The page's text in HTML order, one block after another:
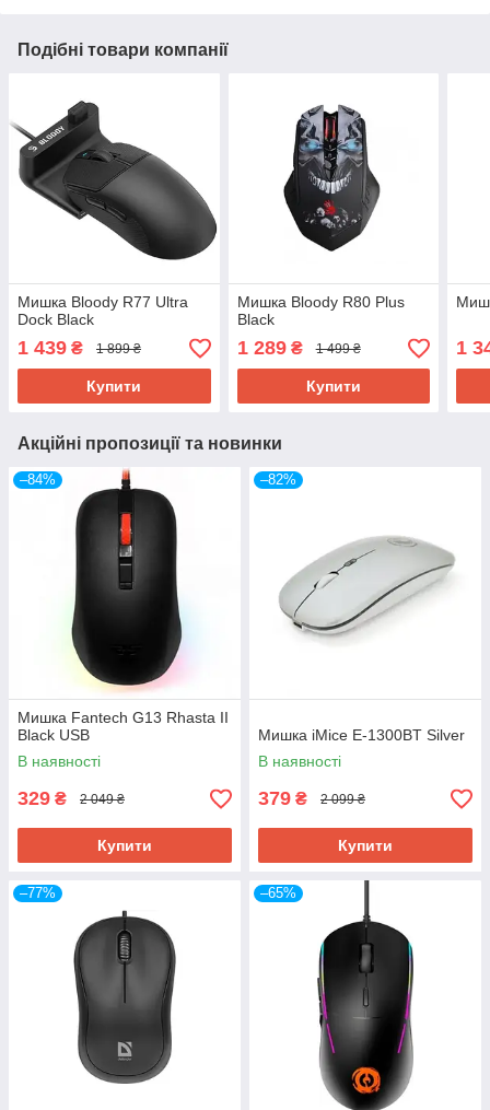
Подібні товари компанії
Мишка Bloody R77 Ultra
Dock Black
1 439 ₴ 1 899 ₴
Купити
Мишка Bloody R80 Plus
Black
1 289₴ 1 499 ₴
Купити
1
Акційні пропозиції та новинки
–84%
Мишка Fantech G13 Rhasta II
Black USB
В наявності
329 ₴ 2 049 ₴
Купити
–82%
Мишка iMice E-1300BT Silver
В наявності
379 ₴ 2 099 ₴
Купити
–77% –65%